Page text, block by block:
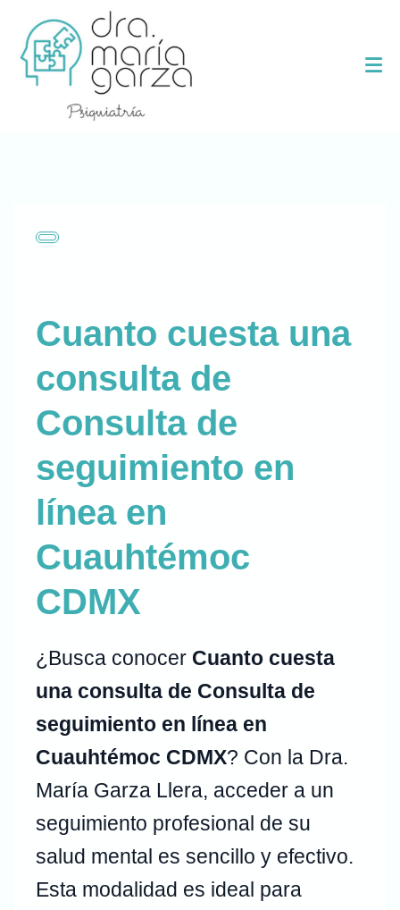
Cuanto cuesta una
consulta de
Consulta de
seguimiento en
línea en
Cuauhtémoc
CDMX
¿Busca conocer Cuanto cuesta
una consulta de Consulta de
seguimiento en línea en
Cuauhtémoc CDMX? Con la Dra.
María Garza Llera, acceder a un
seguimiento profesional de su
salud mental es sencillo y efectivo.
Esta modalidad es ideal para